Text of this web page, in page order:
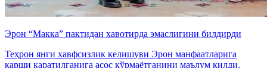
Эрон “Макка” пактидан хавотирда эмаслигини билдирди
Теҳрон янги хавфсизлик келишуви Эрон манфаатларига
қарши қаратилганига асос кўрмаётганини маълум қилди.